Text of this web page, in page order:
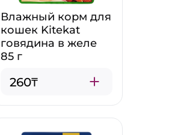
Влажный корм для
кошек Kitekat
говядина в желе
85 г
260₸